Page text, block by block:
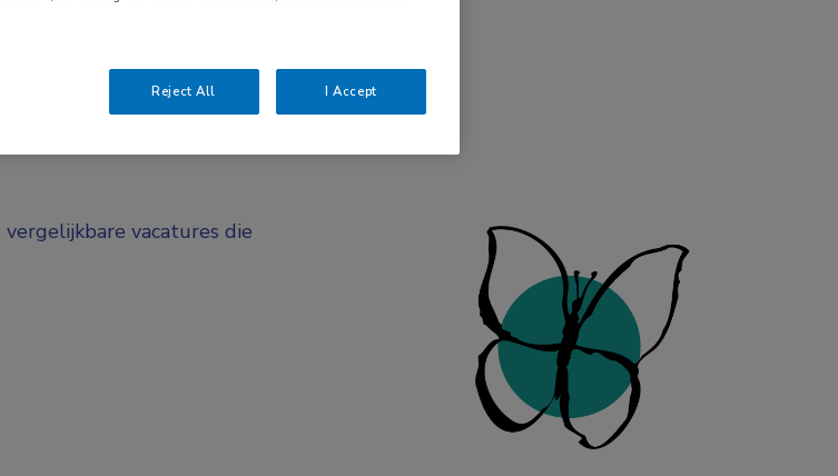
vacatures die
Reject All I Accept